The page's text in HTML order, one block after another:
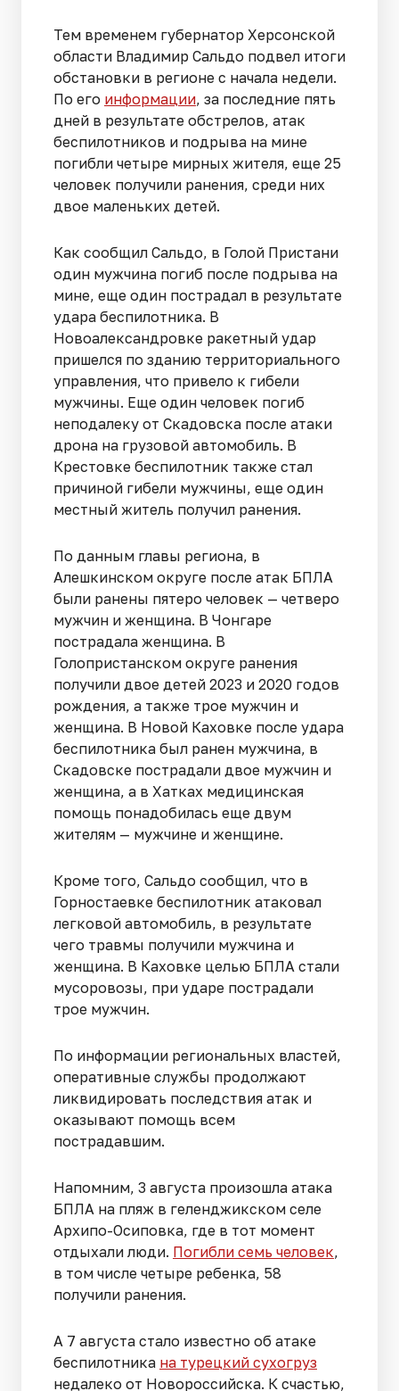
Тем временем губернатор Херсонской
области Владимир Сальдо подвел итоги
обстановки в регионе с начала недели.
По его информации, за последние пять
дней в результате обстрелов, атак
беспилотников и подрыва на мине
погибли четыре мирных жителя, еще 25
человек получили ранения, среди них
двое маленьких детей.
Как сообщил Сальдо, в Голой Пристани
один мужчина погиб после подрыва на
мине, еще один пострадал в результате
удара беспилотника. В
Новоалександровке ракетный удар
пришелся по зданию территориального
управления, что привело к гибели
мужчины. Еще один человек погиб
неподалеку от Скадовска после атаки
дрона на грузовой автомобиль. В
Крестовке беспилотник также стал
причиной гибели мужчины, еще один
местный житель получил ранения.
По данным главы региона, в
Алешкинском округе после атак БПЛА
были ранены пятеро человек — четверо
мужчин и женщина. В Чонгаре
пострадала женщина. В
Голопристанском округе ранения
получили двое детей 2023 и 2020 годов
рождения, а также трое мужчин и
женщина. В Новой Каховке после удара
беспилотника был ранен мужчина, в
Скадовске пострадали двое мужчин и
женщина, а в Хатках медицинская
помощь понадобилась еще двум
жителям — мужчине и женщине.
Кроме того, Сальдо сообщил, что в
Горностаевке беспилотник атаковал
легковой автомобиль, в результате
чего травмы получили мужчина и
женщина. В Каховке целью БПЛА стали
мусоровозы, при ударе пострадали
трое мужчин.
По информации региональных властей,
оперативные службы продолжают
ликвидировать последствия атак и
оказывают помощь всем
пострадавшим.
Напомним, 3 августа произошла атака
БПЛА на пляж в геленджикском селе
Архипо-Осиповка, где в тот момент
отдыхали люди. Погибли семь человек,
в том числе четыре ребенка, 58
получили ранения.
А 7 августа стало известно об атаке
беспилотника на турецкий сухогруз
недалеко от Новороссийска. К счастью,